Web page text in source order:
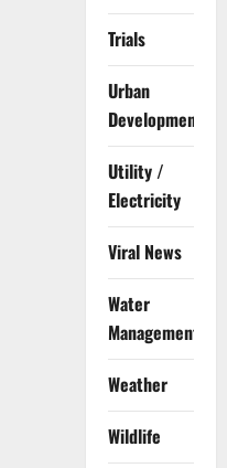
Trials
Urban
Development
Utility /
Electricity
Viral News
Water
Management
Weather
Wildlife